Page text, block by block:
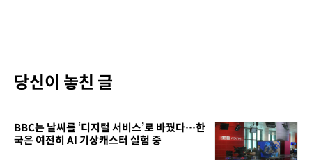
당신이 놓친 글
BBC는 날씨를 ‘디지털 서비스’로 바꿨다…한
국은 여전히 AI 기상캐스터 실험 중